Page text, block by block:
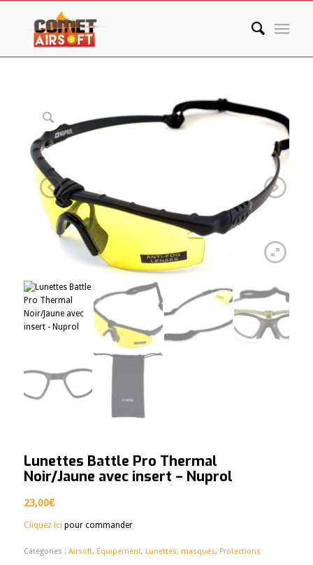
Lunettes Battle Pro Thermal
Noir/Jaune avec insert – Nuprol
23,00€
Cliquez ici pour commander
Catégories : Airsoft, Équipement, Lunettes, masques, Protections